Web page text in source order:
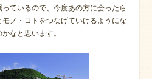
ているので、今度あの方に会ったら
ノ・コトをつなげていけるようにな
なと思います。